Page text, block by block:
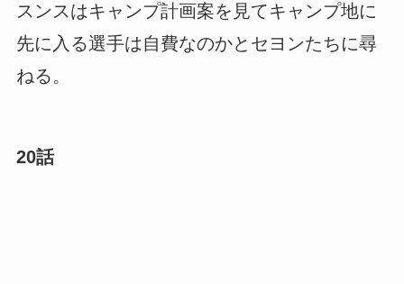
スンスはキャンプ計画案を見てキャンプ地に
先に入る選手は自費なのかとセヨンたちに尋
ねる。
20話